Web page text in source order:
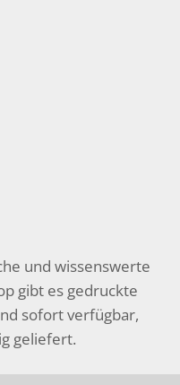
und wissenswerte
gibt es gedruckte
sofort verfügbar,
geliefert.